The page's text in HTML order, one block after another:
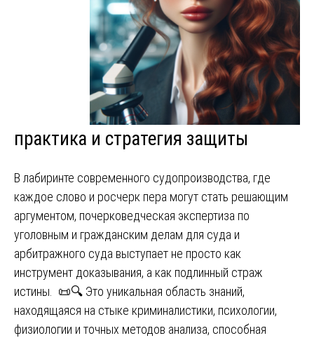
практика и стратегия защиты
В лабиринте современного судопроизводства, где
каждое слово и росчерк пера могут стать решающим
аргументом, почерковедческая экспертиза по
уголовным и гражданским делам для суда и
арбитражного суда выступает не просто как
инструмент доказывания, а как подлинный страж
истины. 📜🔍 Это уникальная область знаний,
находящаяся на стыке криминалистики, психологии,
физиологии и точных методов анализа, способная